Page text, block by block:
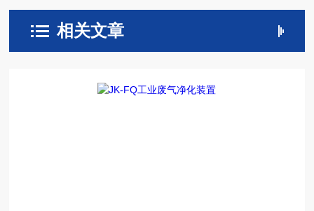
相关文章